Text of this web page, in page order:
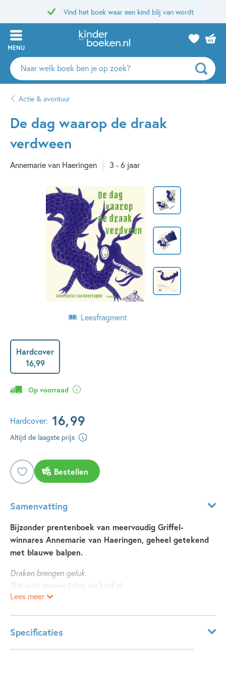
Vind het boek waar een kind blij van wordt
MENU
Zoeken
naar
auteurs
uitgevers
Actie & avontuur
De dag waarop de draak
verdween
Annemarie van Haeringen 3 - 6 jaar
Leesfragment
Hardcover
16,99
Op voorraad
Hardcover: 16,99
Altijd de laagste prijs
Bestellen
Samenvatting
Bijzonder prentenboek van meervoudig Griffel-
winnares Annemarie van Haeringen, geheel getekend
met blauwe balpen.
Draken brengen geluk.
Dat wist meneer Lóng als kind al.
Maar wat als er een echte draak langskomt?
Bekroond met een Vlag en Wimpel 2020
Lees meer
Specificaties
Leeftijdsindicatie: 3 - 6 jaar